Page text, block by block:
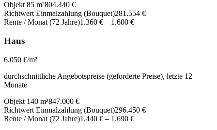
Objekt 85 m²804.440 €
Richtwert Einmalzahlung (Bouquet)281.554 €
Rente / Monat (72 Jahre)1.360 € – 1.600 €
Haus
6.050 €/m²
durchschnittliche Angebotspreise (geforderte Preise), letzte 12
Monate
Objekt 140 m²847.000 €
Richtwert Einmalzahlung (Bouquet)296.450 €
Rente / Monat (72 Jahre)1.440 € – 1.690 €